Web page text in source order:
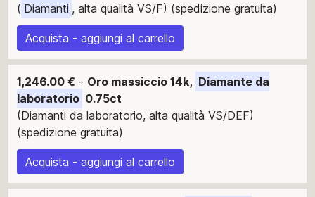
( Diamanti , alta qualità VS/F) (spedizione gratuita)
Acquista - aggiungi al carrello
1,246.00 € - Oro massiccio 14k, Diamante da
laboratorio 0.75ct
(Diamanti da laboratorio, alta qualità VS/DEF)
(spedizione gratuita)
Acquista - aggiungi al carrello